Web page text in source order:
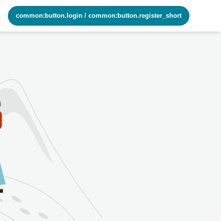
common:button.login / common:button.register_short